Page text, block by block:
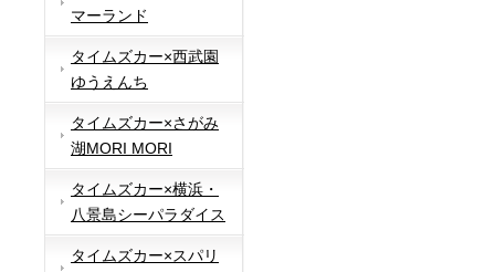
マーランド
タイムズカー×西武園
ゆうえんち
タイムズカー×さがみ
湖MORI MORI
タイムズカー×横浜・
八景島シーパラダイス
タイムズカー×スパリ